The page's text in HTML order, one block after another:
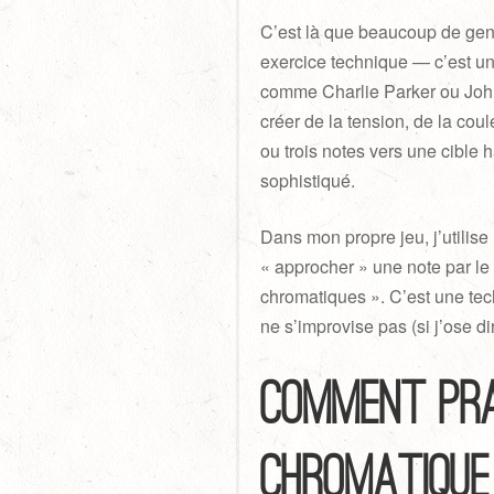
C’est là que beaucoup de
exercice technique — c’est
comme Charlie Parker ou
créer de la tension, de la
ou trois notes vers une cible
sophistiqué.
Dans mon propre jeu,
« approcher » une note par
chromatiques ». C’est une
ne s’improvise pas (si j’ose
Comment